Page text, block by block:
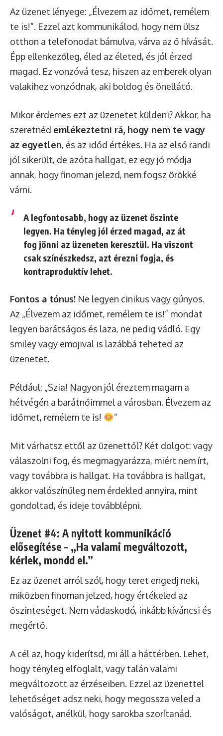
Az üzenet lényege: „Élvezem az időmet, remélem
te is!”. Ezzel azt kommunikálod, hogy nem ülsz
otthon a telefonodat bámulva, várva az ő hívását.
Épp ellenkezőleg, éled az életed, és jól érzed
magad. Ez vonzóvá tesz, hiszen az emberek olyan
valakihez vonzódnak, aki boldog és önellátó.
Mikor érdemes ezt az üzenetet küldeni? Akkor, ha
szeretnéd emlékeztetni rá, hogy nem te vagy
az egyetlen, és az időd értékes. Ha az első randi
jól sikerült, de azóta hallgat, ez egy jó módja
annak, hogy finoman jelezd, nem fogsz örökké
várni.
A legfontosabb, hogy az üzenet őszinte
legyen. Ha tényleg jól érzed magad, az át
fog jönni az üzeneten keresztül. Ha viszont
csak színészkedsz, azt érezni fogja, és
kontraproduktív lehet.
Fontos a tónus! Ne legyen cinikus vagy gúnyos.
Az „Élvezem az időmet, remélem te is!” mondat
legyen barátságos és laza, ne pedig vádló. Egy
smiley vagy emojival is lazábbá teheted az
üzenetet.
Például: „Szia! Nagyon jól éreztem magam a
hétvégén a barátnőimmel a városban. Élvezem az
időmet, remélem te is!
”
Mit várhatsz ettől az üzenettől? Két dolgot: vagy
válaszolni fog, és megmagyarázza, miért nem írt,
vagy továbbra is hallgat. Ha továbbra is hallgat,
akkor valószínűleg nem érdekled annyira, mint
gondoltad, és ideje továbblépni.
Üzenet #4: A nyitott kommunikáció
elősegítése – „Ha valami megváltozott,
kérlek, mondd el.”
Ez az üzenet arról szól, hogy teret engedj neki,
miközben finoman jelzed, hogy értékeled az
őszinteséget. Nem vádaskodó, inkább kíváncsi és
megértő.
A cél az, hogy kiderítsd, mi áll a háttérben. Lehet,
hogy tényleg elfoglalt, vagy talán valami
megváltozott az érzéseiben. Ezzel az üzenettel
lehetőséget adsz neki, hogy megossza veled a
valóságot, anélkül, hogy sarokba szorítanád.